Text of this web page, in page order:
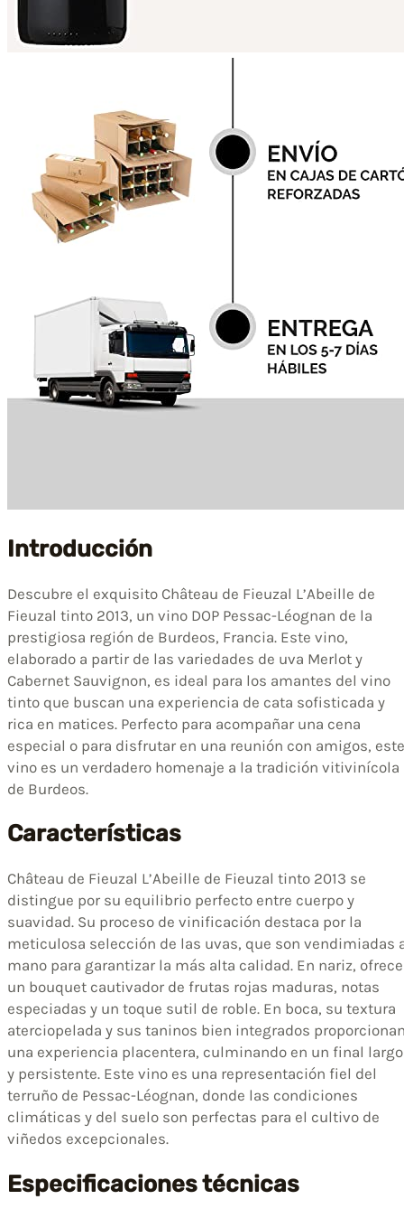
Introducción
Descubre el exquisito Château de Fieuzal L’Abeille de
Fieuzal tinto 2013, un vino DOP Pessac-Léognan de la
prestigiosa región de Burdeos, Francia. Este vino,
elaborado a partir de las variedades de uva Merlot y
Cabernet Sauvignon, es ideal para los amantes del vino
tinto que buscan una experiencia de cata sofisticada y
rica en matices. Perfecto para acompañar una cena
especial o para disfrutar en una reunión con amigos, este
vino es un verdadero homenaje a la tradición vitivinícola
de Burdeos.
Características
Château de Fieuzal L’Abeille de Fieuzal tinto 2013 se
distingue por su equilibrio perfecto entre cuerpo y
suavidad. Su proceso de vinificación destaca por la
meticulosa selección de las uvas, que son vendimiadas
mano para garantizar la más alta calidad. En nariz, ofrece
un bouquet cautivador de frutas rojas maduras, notas
especiadas y un toque sutil de roble. En boca, su textura
aterciopelada y sus taninos bien integrados
una experiencia placentera, culminando en un final largo
y persistente. Este vino es una representación fiel del
terruño de Pessac-Léognan, donde las condiciones
climáticas y del suelo son perfectas para el cultivo de
viñedos excepcionales.
Especificaciones técnicas